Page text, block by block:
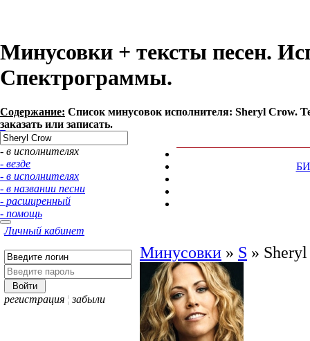
Минусовки + тексты песен.
Спектрограммы.
Содержание: Список минусовок исполнителя: Sheryl Crow.
заказать или записать.
- в исполнителях
- везде
- в исполнителях
- в названии песни
- расширенный
- помощь
Личный кабинет
регистрация ¦ забыли
Минусовки » S »